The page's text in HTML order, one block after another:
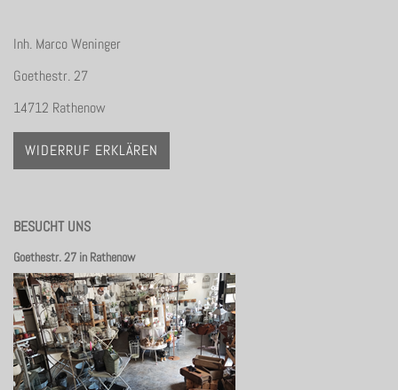
Inh. Marco Weninger
Goethestr. 27
14712 Rathenow
WIDERRUF ERKLÄREN
BESUCHT UNS
Goethestr. 27 in Rathenow